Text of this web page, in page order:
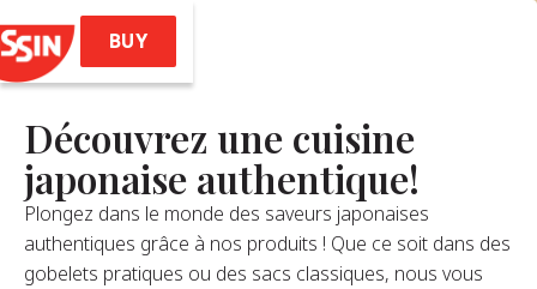
BUY
Accueil
Découvrez une cuisine
japonaise authentique!
Plongez dans le monde des saveurs japonaises
authentiques grâce à nos produits ! Que ce soit dans des
gobelets pratiques ou des sacs classiques, nous vous